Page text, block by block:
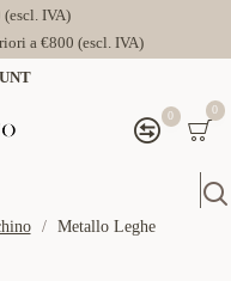
IVA)
a €800 (escl. IVA)
0 0
Metallo Leghe